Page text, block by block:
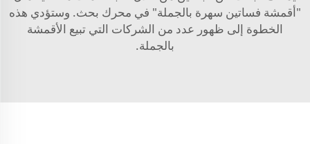
"أقمشة فساتين سهرة بالجملة" في محرك بحث. وستؤدي هذه
الخطوة إلى ظهور عدد من الشركات التي تبيع الأقمشة
بالجملة.